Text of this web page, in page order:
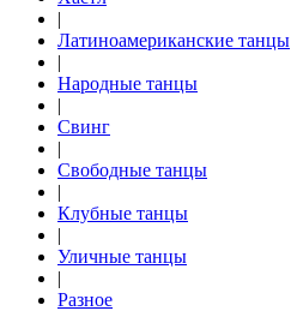
|
Латиноамериканские танцы
|
Народные танцы
|
Свинг
|
Свободные танцы
|
Клубные танцы
|
Уличные танцы
|
Разное